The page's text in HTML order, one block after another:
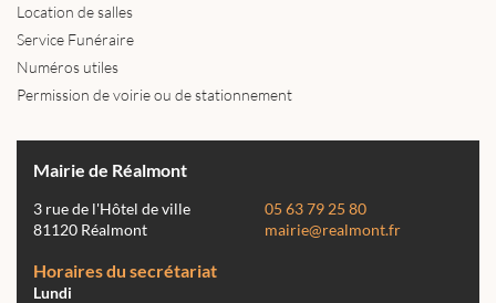
Location de salles
Service Funéraire
Numéros utiles
Permission de voirie ou de stationnement
Mairie de Réalmont
3 rue de l'Hôtel de ville
81120 Réalmont
05 63 79 25 80
mairie@realmont.fr
Horaires du secrétariat
Lundi